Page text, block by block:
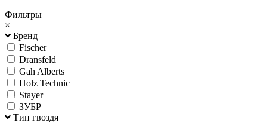
Фильтры
×
Бренд
Fischer
Dransfeld
Gah Alberts
Holz Technic
Stayer
ЗУБР
Тип гвоздя